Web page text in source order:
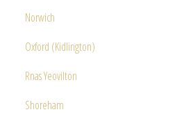
Norwich
Oxford (Kidlington)
Rnas Yeovilton
Shoreham